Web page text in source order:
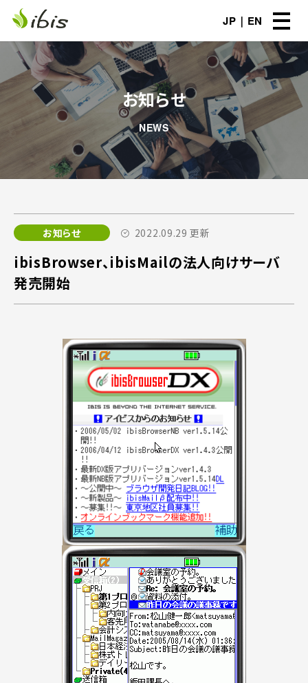
JP EN
お知らせ
NEWS
お知らせ 2022.09.29 更新
ibisBrowser、ibisMailの法人向けサーバ
発売開始